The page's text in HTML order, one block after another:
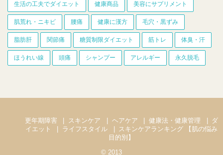
生活の工夫でダイエット 健康商品 美容にサプリメント
肌荒れ・ニキビ 腰痛 健康に漢方 毛穴・黒ずみ
脂肪肝 関節痛 糖質制限ダイエット 筋トレ 体臭・汗
ほうれい線 頭痛 シャンプー アレルギー 永久脱毛
更年期障害 スキンケア ヘアケア 健康法・健康管理
ダ
イエット
ライフスタイル
スキンケアランキング 【肌の悩み
目的別】
© 2013